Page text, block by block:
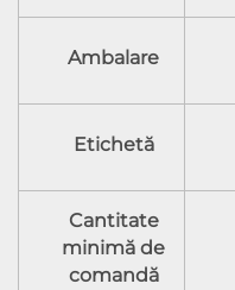
Ambalare
Etichetă
Cantitate
minimă de
comandă